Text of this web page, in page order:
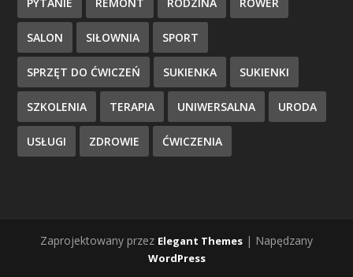
SALON SIŁOWNIA SPORT
SPRZĘT DO ĆWICZEŃ SUKIENKA SUKIENKI
SZKOLENIA TERAPIA UNIWERSALNA URODA
USŁUGI ZDROWIE ĆWICZENIA
Zaprojektowany przez Elegant Themes | Napędzany
WordPress